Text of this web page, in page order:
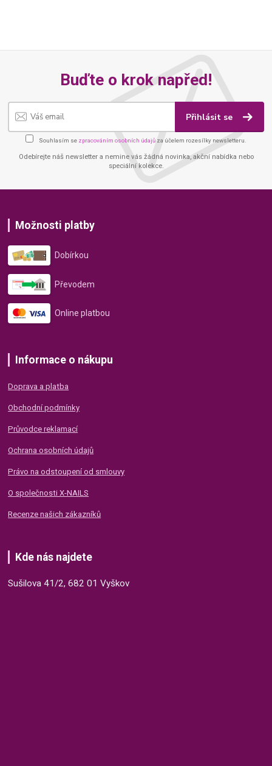
Buďte o krok napřed!
Přihlásit se
Souhlasím se zpracováním osobních údajů za účelem rozesílky newsletteru.
Odebírejte náš newsletter a nemine vás žádná novinka, akční nabídka nebo
speciální kolekce.
Možnosti platby
Dobírkou
Převodem
Online platbou
Informace o nákupu
Doprava a platba
Obchodní podmínky
Průvodce reklamací
Ochrana osobních údajů
Právo na odstoupení od smlouvy
O společnosti X-NAILS
Recenze našich zákazníků
Kde nás najdete
Sušilova 41/2, 682 01 Vyškov